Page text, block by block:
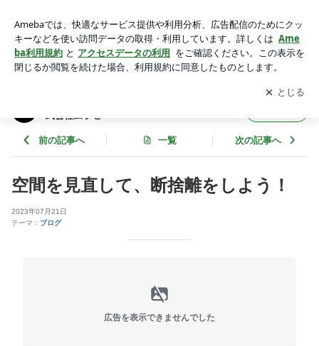
ニューアル工事｜株式会社ムラセ
アプリをダウンロードして ブログの更新通知
を受け取りまし
ょう。
開く
式会社ムラセ
前の記事へ 一覧 次の記事へ
空間を見直して、断捨離をしよう！
2023年07月21日
テーマ： ブログ
広告を表示できませんでした